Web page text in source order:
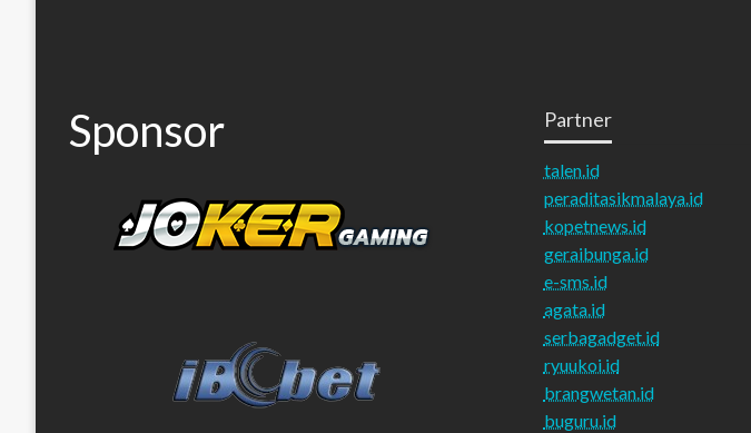
Sponsor Partner
talen.id
peraditasikmalaya.id
kopetnews.id
geraibunga.id
e-sms.id
agata.id
serbagadget.id
ryuukoi.id
brangwetan.id
buguru.id